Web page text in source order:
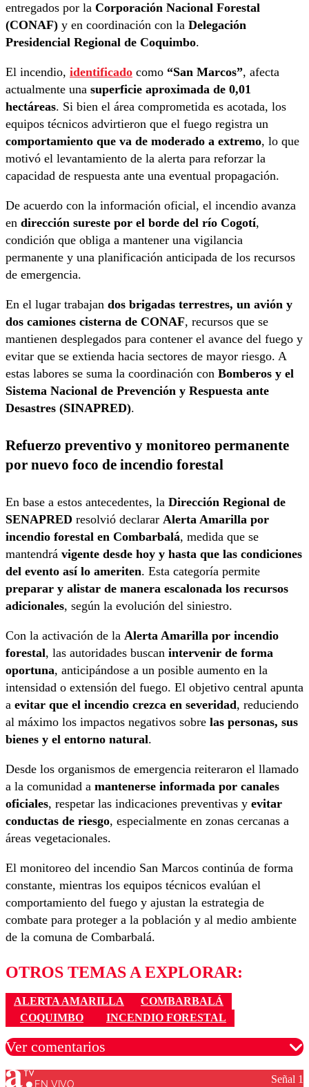
entregados por la Corporación Nacional Forestal
(CONAF) y en coordinación con la Delegación
Presidencial Regional de Coquimbo.
El incendio, identificado como “San Marcos”, afecta
actualmente una superficie aproximada de 0,01
hectáreas. Si bien el área comprometida es acotada, los
equipos técnicos advirtieron que el fuego registra un
comportamiento que va de moderado a extremo, lo que
motivó el levantamiento de la alerta para reforzar la
capacidad de respuesta ante una eventual propagación.
De acuerdo con la información oficial, el incendio avanza
en dirección sureste por el borde del río Cogotí,
condición que obliga a mantener una vigilancia
permanente y una planificación anticipada de los recursos
de emergencia.
En el lugar trabajan dos brigadas terrestres, un avión y
dos camiones cisterna de CONAF, recursos que se
mantienen desplegados para contener el avance del fuego y
evitar que se extienda hacia sectores de mayor riesgo. A
estas labores se suma la coordinación con Bomberos y el
Sistema Nacional de Prevención y Respuesta ante
Desastres (SINAPRED).
Refuerzo preventivo y monitoreo permanente
por nuevo foco de incendio forestal
En base a estos antecedentes, la Dirección Regional de
SENAPRED resolvió declarar Alerta Amarilla por
incendio forestal en Combarbalá, medida que se
mantendrá vigente desde hoy y hasta que las condiciones
del evento así lo ameriten. Esta categoría permite
preparar y alistar de manera escalonada los recursos
adicionales, según la evolución del siniestro.
Con la activación de la Alerta Amarilla por incendio
forestal, las autoridades buscan intervenir de forma
oportuna, anticipándose a un posible aumento en la
intensidad o extensión del fuego. El objetivo central apunta
a evitar que el incendio crezca en severidad, reduciendo
al máximo los impactos negativos sobre las personas, sus
bienes y el entorno natural.
Desde los organismos de emergencia reiteraron el llamado
a la comunidad a mantenerse informada por canales
oficiales, respetar las indicaciones preventivas y evitar
conductas de riesgo, especialmente en zonas cercanas a
áreas vegetacionales.
El monitoreo del incendio San Marcos continúa de forma
constante, mientras los equipos técnicos evalúan el
comportamiento del fuego y ajustan la estrategia de
combate para proteger a la población y al medio ambiente
de la comuna de Combarbalá.
OTROS TEMAS A EXPLORAR:
ALERTA AMARILLA
COMBARBALÁ
COQUIMBO
INCENDIO FORESTAL
Ver comentarios
EN VIVO Señal 1